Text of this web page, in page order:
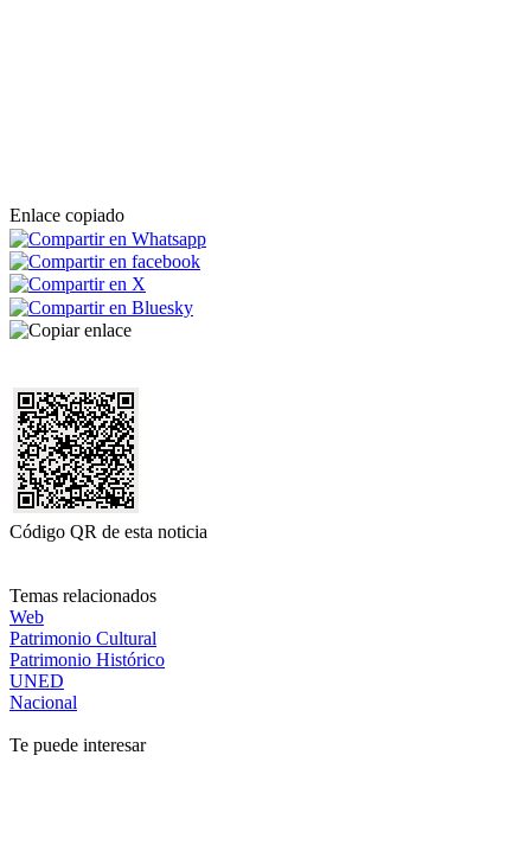
Enlace copiado
Código QR de esta noticia
Temas relacionados
Web
Patrimonio Cultural
Patrimonio Histórico
UNED
Nacional
Te puede interesar